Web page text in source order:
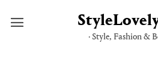
· Style, Fashion &